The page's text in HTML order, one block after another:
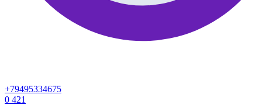
+79495334675
0 421